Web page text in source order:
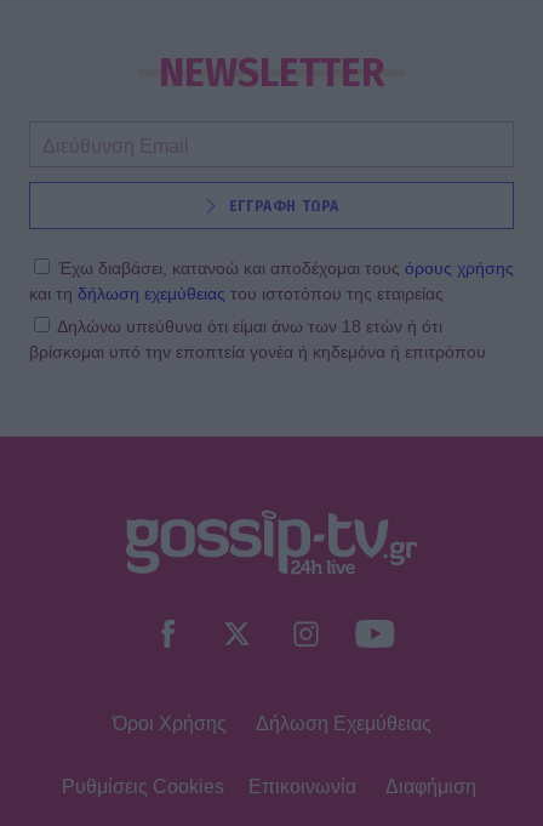
NEWSLETTER
ΕΓΓΡΑΦΗ ΤΩΡΑ
Έχω διαβάσει, κατανοώ και αποδέχομαι τους όρους χρήσης
και τη δήλωση εχεμύθειας του ιστοτόπου της εταιρείας
Δηλώνω υπεύθυνα ότι είμαι άνω των 18 ετών ή ότι
βρίσκομαι υπό την εποπτεία γονέα ή κηδεμόνα ή επιτρόπου
Όροι Χρήσης Δήλωση Εχεμύθειας
Ρυθμίσεις Cookies Επικοινωνία Διαφήμιση